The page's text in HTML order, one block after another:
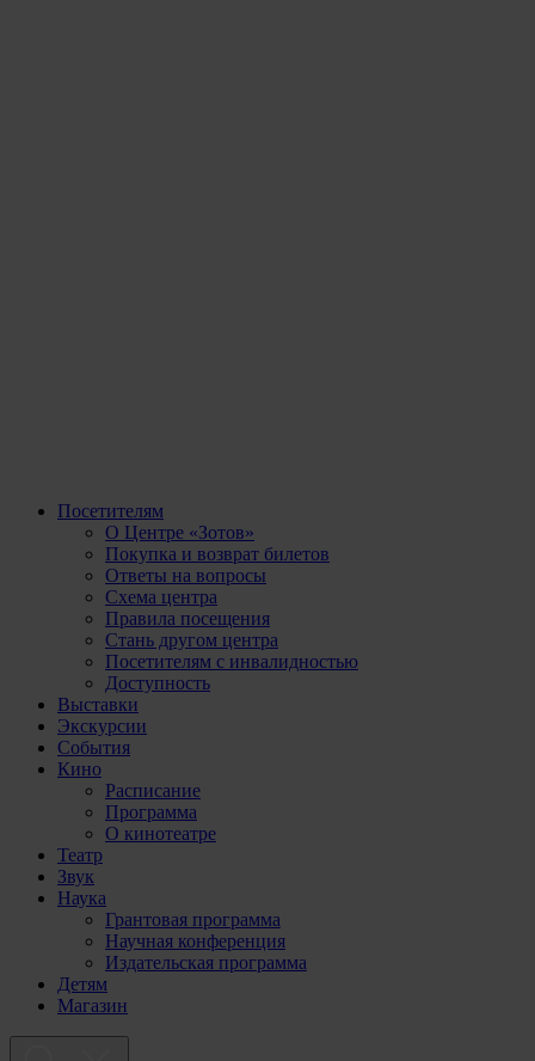
Посетителям
О Центре «Зотов»
Покупка и возврат билетов
Ответы на вопросы
Схема центра
Правила посещения
Стань другом центра
Посетителям с инвалидностью
Доступность
Выставки
Экскурсии
События
Кино
Расписание
Программа
О кинотеатре
Театр
Звук
Наука
Грантовая программа
Научная конференция
Издательская программа
Детям
Магазин